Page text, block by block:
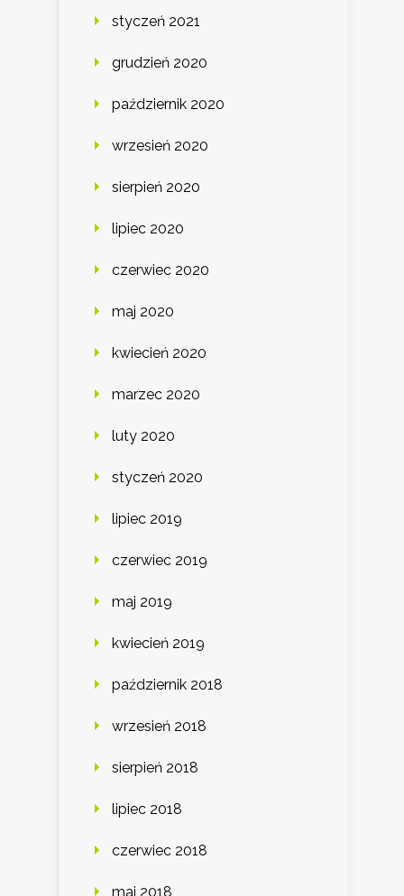
styczeń 2021
grudzień 2020
październik 2020
wrzesień 2020
sierpień 2020
lipiec 2020
czerwiec 2020
maj 2020
kwiecień 2020
marzec 2020
luty 2020
styczeń 2020
lipiec 2019
czerwiec 2019
maj 2019
kwiecień 2019
październik 2018
wrzesień 2018
sierpień 2018
lipiec 2018
czerwiec 2018
maj 2018